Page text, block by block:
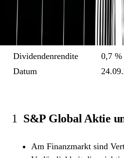
EBIT-Marge
52,0
Gewinnmarge
31,4
Free Cash Flow-Rendite
3,6 %
Dividendenrendite
0,7 %
Datum
1 S&P Global Aktie
Am Finanzmarkt sind